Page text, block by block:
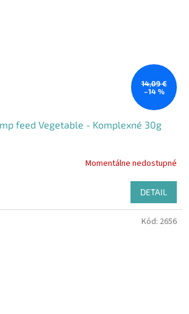
14,09 €
–14 %
feed Vegetable - Komplexné 30g
Momentálne nedostupné
DETAIL
Kód: 2656